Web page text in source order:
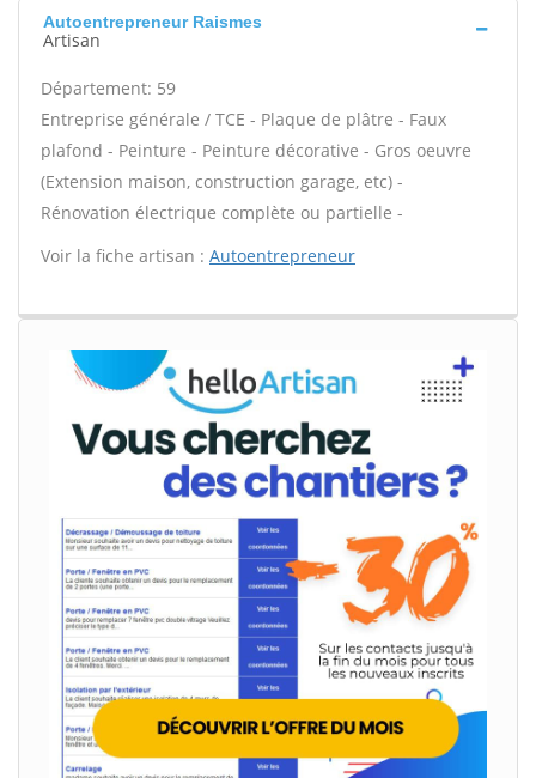
Autoentrepreneur Raismes
Artisan
Département: 59
Entreprise générale / TCE - Plaque de plâtre - Faux
plafond - Peinture - Peinture décorative - Gros oeuvre
(Extension maison, construction garage, etc) -
Rénovation électrique complète ou partielle -
Voir la fiche artisan : Autoentrepreneur